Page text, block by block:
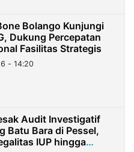
Bolango Kunjungi
Dukung Percepatan
Fasilitas Strategis
- 14:20
Audit Investigatif
Batu Bara di Pessel,
IUP hingga